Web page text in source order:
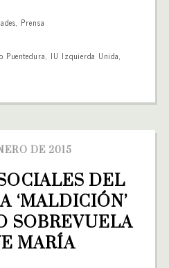
, Prensa
Puentedura, IU Izquierda Unida,
DE 2015
DEL
‘MALDICIÓN’
SOBREVUELA
MARÍA